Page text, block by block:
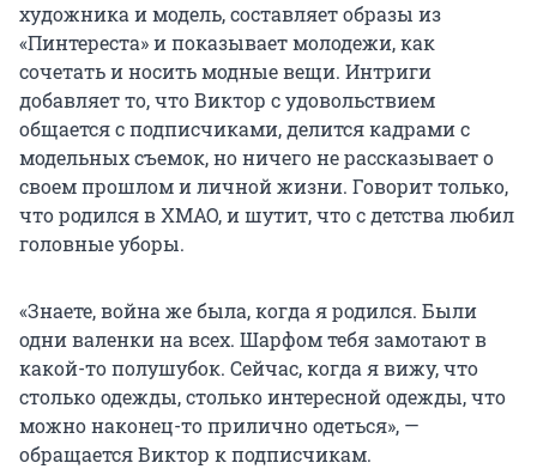
художника и модель, составляет образы из
«Пинтереста» и показывает молодежи, как
сочетать и носить модные вещи. Интриги
добавляет то, что Виктор с удовольствием
общается с подписчиками, делится кадрами с
модельных съемок, но ничего не рассказывает о
своем прошлом и личной жизни. Говорит только,
что родился в ХМАО, и шутит, что с детства любил
головные уборы.
«Знаете, война же была, когда я родился. Были
одни валенки на всех. Шарфом тебя замотают в
какой-то полушубок. Сейчас, когда я вижу, что
столько одежды, столько интересной одежды, что
можно наконец-то прилично одеться», —
обращается Виктор к подписчикам.